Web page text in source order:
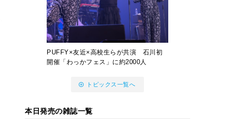
PUFFY×友近×高校生らが共演 石川初
開催「わっかフェス」に約2000人
トピックス一覧へ
本日発売の雑誌一覧